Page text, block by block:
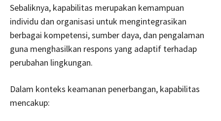
Sebaliknya, kapabilitas merupakan kemampuan
individu dan organisasi untuk mengintegrasikan
berbagai kompetensi, sumber daya, dan pengalaman
guna menghasilkan respons yang adaptif terhadap
perubahan lingkungan.
Dalam konteks keamanan penerbangan, kapabilitas
mencakup: